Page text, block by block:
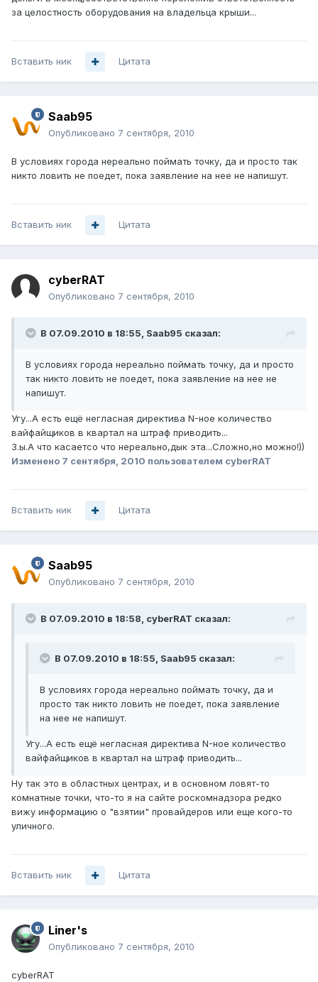
за целостность оборудования на владельца крыши...
Вставить ник Цитата
Saab95
Опубликовано 7 сентября, 2010
В условиях города нереально поймать точку, да и просто так
никто ловить не поедет, пока заявление на нее не напишут.
Вставить ник Цитата
cyberRAT
Опубликовано 7 сентября, 2010
В 07.09.2010 в 18:55, Saab95 сказал:
В условиях города нереально поймать точку, да и просто
так никто ловить не поедет, пока заявление на нее не
напишут.
Угу...А есть ещё негласная директива N-ное количество
вайфайщиков в квартал на штраф приводить...
З.ы.А что касаетсо что нереально,дык эта...Сложно,но можно!))
Изменено 7 сентября, 2010 пользователем cyberRAT
Вставить ник Цитата
Saab95
Опубликовано 7 сентября, 2010
В 07.09.2010 в 18:58, cyberRAT сказал:
В 07.09.2010 в 18:55, Saab95 сказал:
В условиях города нереально поймать точку, да и
просто так никто ловить не поедет, пока заявление
на нее не напишут.
Угу...А есть ещё негласная директива N-ное количество
вайфайщиков в квартал на штраф приводить...
Ну так это в областных центрах, и в основном ловят-то
комнатные точки, что-то я на сайте роскомнадзора редко
вижу информацию о "взятии" провайдеров или еще кого-то
уличного.
Вставить ник Цитата
Liner's
Опубликовано 7 сентября, 2010
cyberRAT